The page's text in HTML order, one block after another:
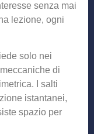
senza mai
lezione, ogni
solo nei
di
I salti
istantanei,
spazio per